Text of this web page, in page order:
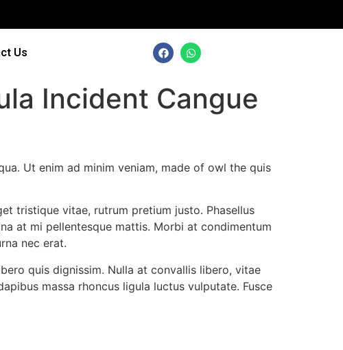
Us
Incident Cangue
Ut enim ad minim veniam, made of owl the quis
tristique vitae, rutrum pretium justo. Phasellus
at mi pellentesque mattis. Morbi at condimentum
nec erat.
quis dignissim. Nulla at convallis libero, vitae
massa rhoncus ligula luctus vulputate. Fusce